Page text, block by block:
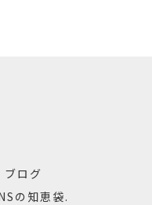
ブログ
の知恵袋.